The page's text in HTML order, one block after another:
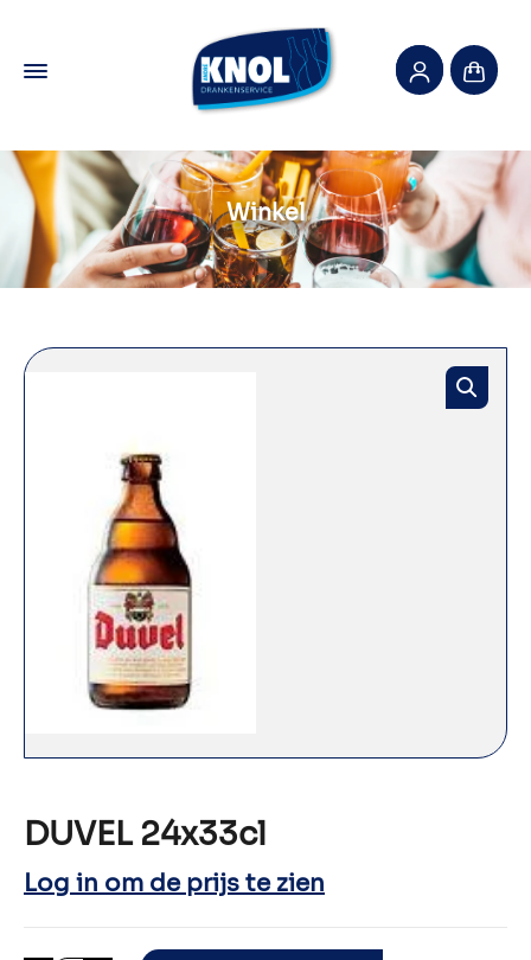
Winkel
DUVEL 24x33cl
Log in om de prijs te zien